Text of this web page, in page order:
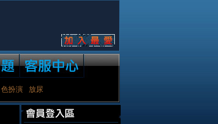
扮演 放尿